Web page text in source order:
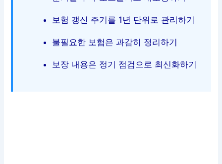
보험 갱신 주기를 1년 단위로 관리하기
불필요한 보험은 과감히 정리하기
보장 내용은 정기 점검으로 최신화하기